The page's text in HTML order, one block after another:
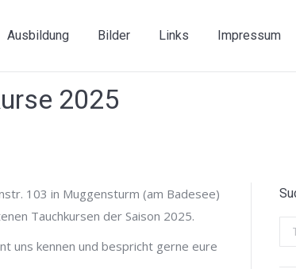
Ausbildung Bilder Links Impressum
2025
103 in Muggensturm (am Badesee)
Tauchkursen der Saison 2025.
uns kennen und bespricht gerne eure